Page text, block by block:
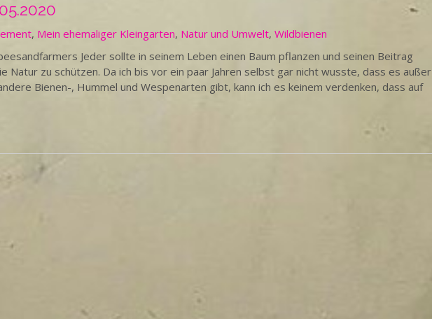
, Mein ehemaliger Kleingarten, Natur und Umwelt, Wildbienen
Jeder sollte in seinem Leben einen Baum pflanzen und seinen Beitrag
Natur zu schützen. Da ich bis vor ein paar Jahren selbst gar nicht wusste, dass es außer
Bienen-, Hummel und Wespenarten gibt, kann ich es keinem verdenken, dass auf